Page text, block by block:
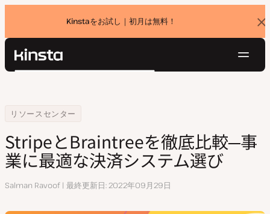
Kinstaをお試し｜初月は無料！
バ
ナ
Kinsta®
ョ
価格設定
お問い合わせ
検
Home
リソースセンター
StripeとBraintreeを徹底比較─事業に最適な決済システム選び
StripeとBraintreeを徹底比較─事
業に最適な決済システム選び
執
Salman Ravoof 最終更新日 2022年09月29日